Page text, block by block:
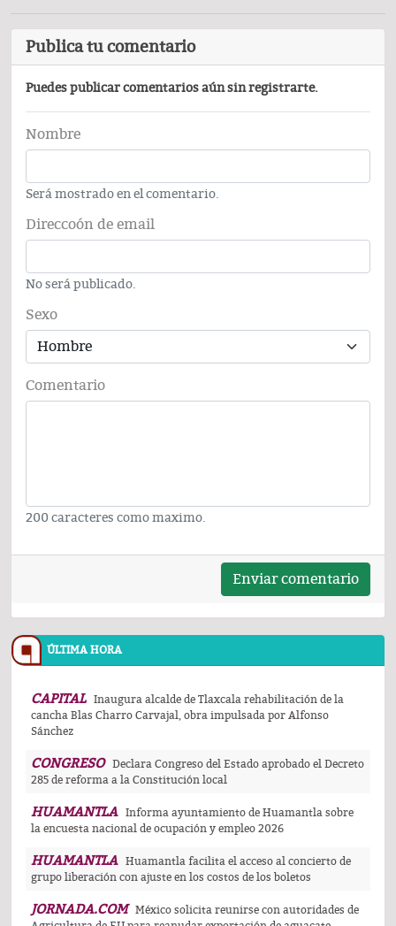
Publica tu comentario
Puedes publicar comentarios aún sin registrarte.
Nombre
Será mostrado en el comentario.
Direccoón de email
No será publicado.
Sexo
Comentario
200 caracteres como maximo.
Enviar comentario
ÚLTIMA HORA
CAPITAL
Inaugura alcalde de Tlaxcala rehabilitación de la
cancha Blas Charro Carvajal, obra impulsada por Alfonso
Sánchez
CONGRESO
Declara Congreso del Estado aprobado el Decreto
285 de reforma a la Constitución local
HUAMANTLA
Informa ayuntamiento de Huamantla sobre
la encuesta nacional de ocupación y empleo 2026
HUAMANTLA
Huamantla facilita el acceso al concierto de
grupo liberación con ajuste en los costos de los boletos
JORNADA.COM
México solicita reunirse con autoridades de